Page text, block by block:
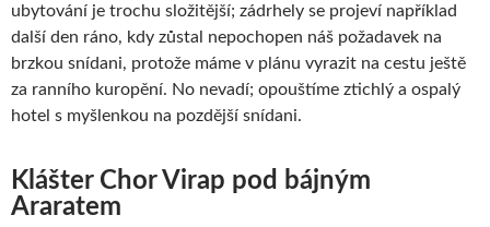
ubytování je trochu složitější; zádrhely se projeví například
další den ráno, kdy zůstal nepochopen náš požadavek na
brzkou snídani, protože máme v plánu vyrazit na cestu ještě
za ranního kuropění. No nevadí; opouštíme ztichlý a ospalý
hotel s myšlenkou na pozdější snídani.
Klášter Chor Virap pod bájným
Araratem